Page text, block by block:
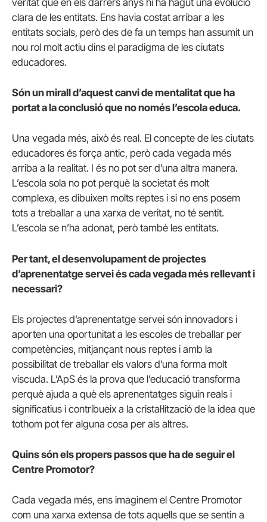
veritat que en els darrers anys hi ha hagut una evolució
clara de les entitats. Ens havia costat arribar a les
entitats socials, però des de fa un temps han assumit un
nou rol molt actiu dins el paradigma de les ciutats
educadores.
Són un mirall d’aquest canvi de mentalitat que ha
portat a la conclusió que no només l’escola educa.
Una vegada més, això és real. El concepte de les ciutats
educadores és força antic, però cada vegada més
arriba a la realitat. I és no pot ser d’una altra manera.
L’escola sola no pot perquè la societat és molt
complexa, es dibuixen molts reptes i si no ens posem
tots a treballar a una xarxa de veritat, no té sentit.
L’escola se n’ha adonat, però també les entitats.
Per tant, el desenvolupament de projectes
d’aprenentatge servei és cada vegada més rellevant i
necessari?
Els projectes d’aprenentatge servei són innovadors i
aporten una oportunitat a les escoles de treballar per
competències, mitjançant nous reptes i amb la
possibilitat de treballar els valors d’una forma molt
viscuda. L’ApS és la prova que l’educació transforma
perquè ajuda a què els aprenentatges siguin reals i
significatius i contribueix a la cristal·lització de la idea que
tothom pot fer alguna cosa per als altres.
Quins són els propers passos que ha de seguir el
Centre Promotor?
Cada vegada més, ens imaginem el Centre Promotor
com una xarxa extensa de tots aquells que se sentin a